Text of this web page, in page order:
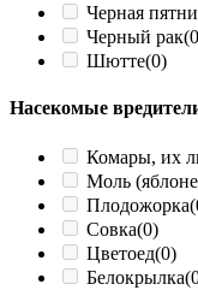
Черная
Черный рак
Шютте(0)
Насекомые
Комары, их
Моль
Плодожорка
Совка(0)
Цветоед(0)
Белокрылка